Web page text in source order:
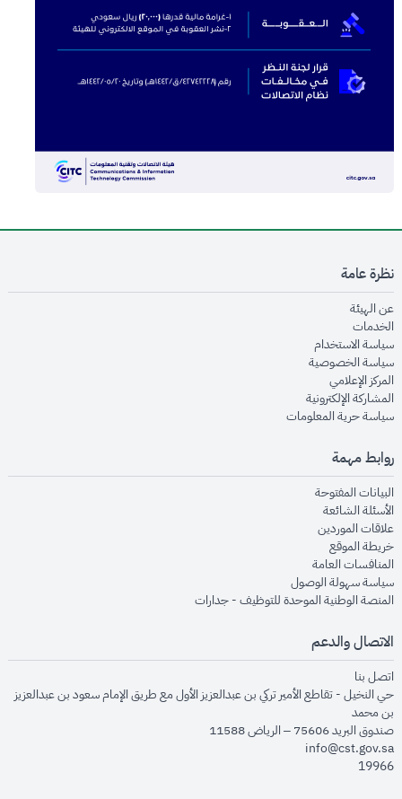
نظرة عامة
عن الهيئةopens in new window
الخدماتopens in new window
سياسة الاستخدام
سياسة الخصوصيةopens in new window
المركز الإعلاميopens in new window
المشاركة الإلكترونيةopens in new window
سياسة حرية المعلوماتopens in new window
روابط مهمة
البيانات المفتوحةopens in new window
الأسئلة الشائعةopens in new window
علاقات الموردينopens in new window
خريطة الموقعopens in new window
المنافسات العامةopens in new window
سياسة سهولة الوصولopens in new window
المنصة الوطنية الموحدة للتوظيف - جداراتopens in new window
الاتصال والدعم
اتصل بنا
حي النخيل - تقاطع الأمير تركي بن عبدالعزيز الأول مع طريق الإمام سعود بن عبدالعزيز
بن محمد
صندوق البريد 75606 – الرياض 11588
info@cst.gov.sa
19966